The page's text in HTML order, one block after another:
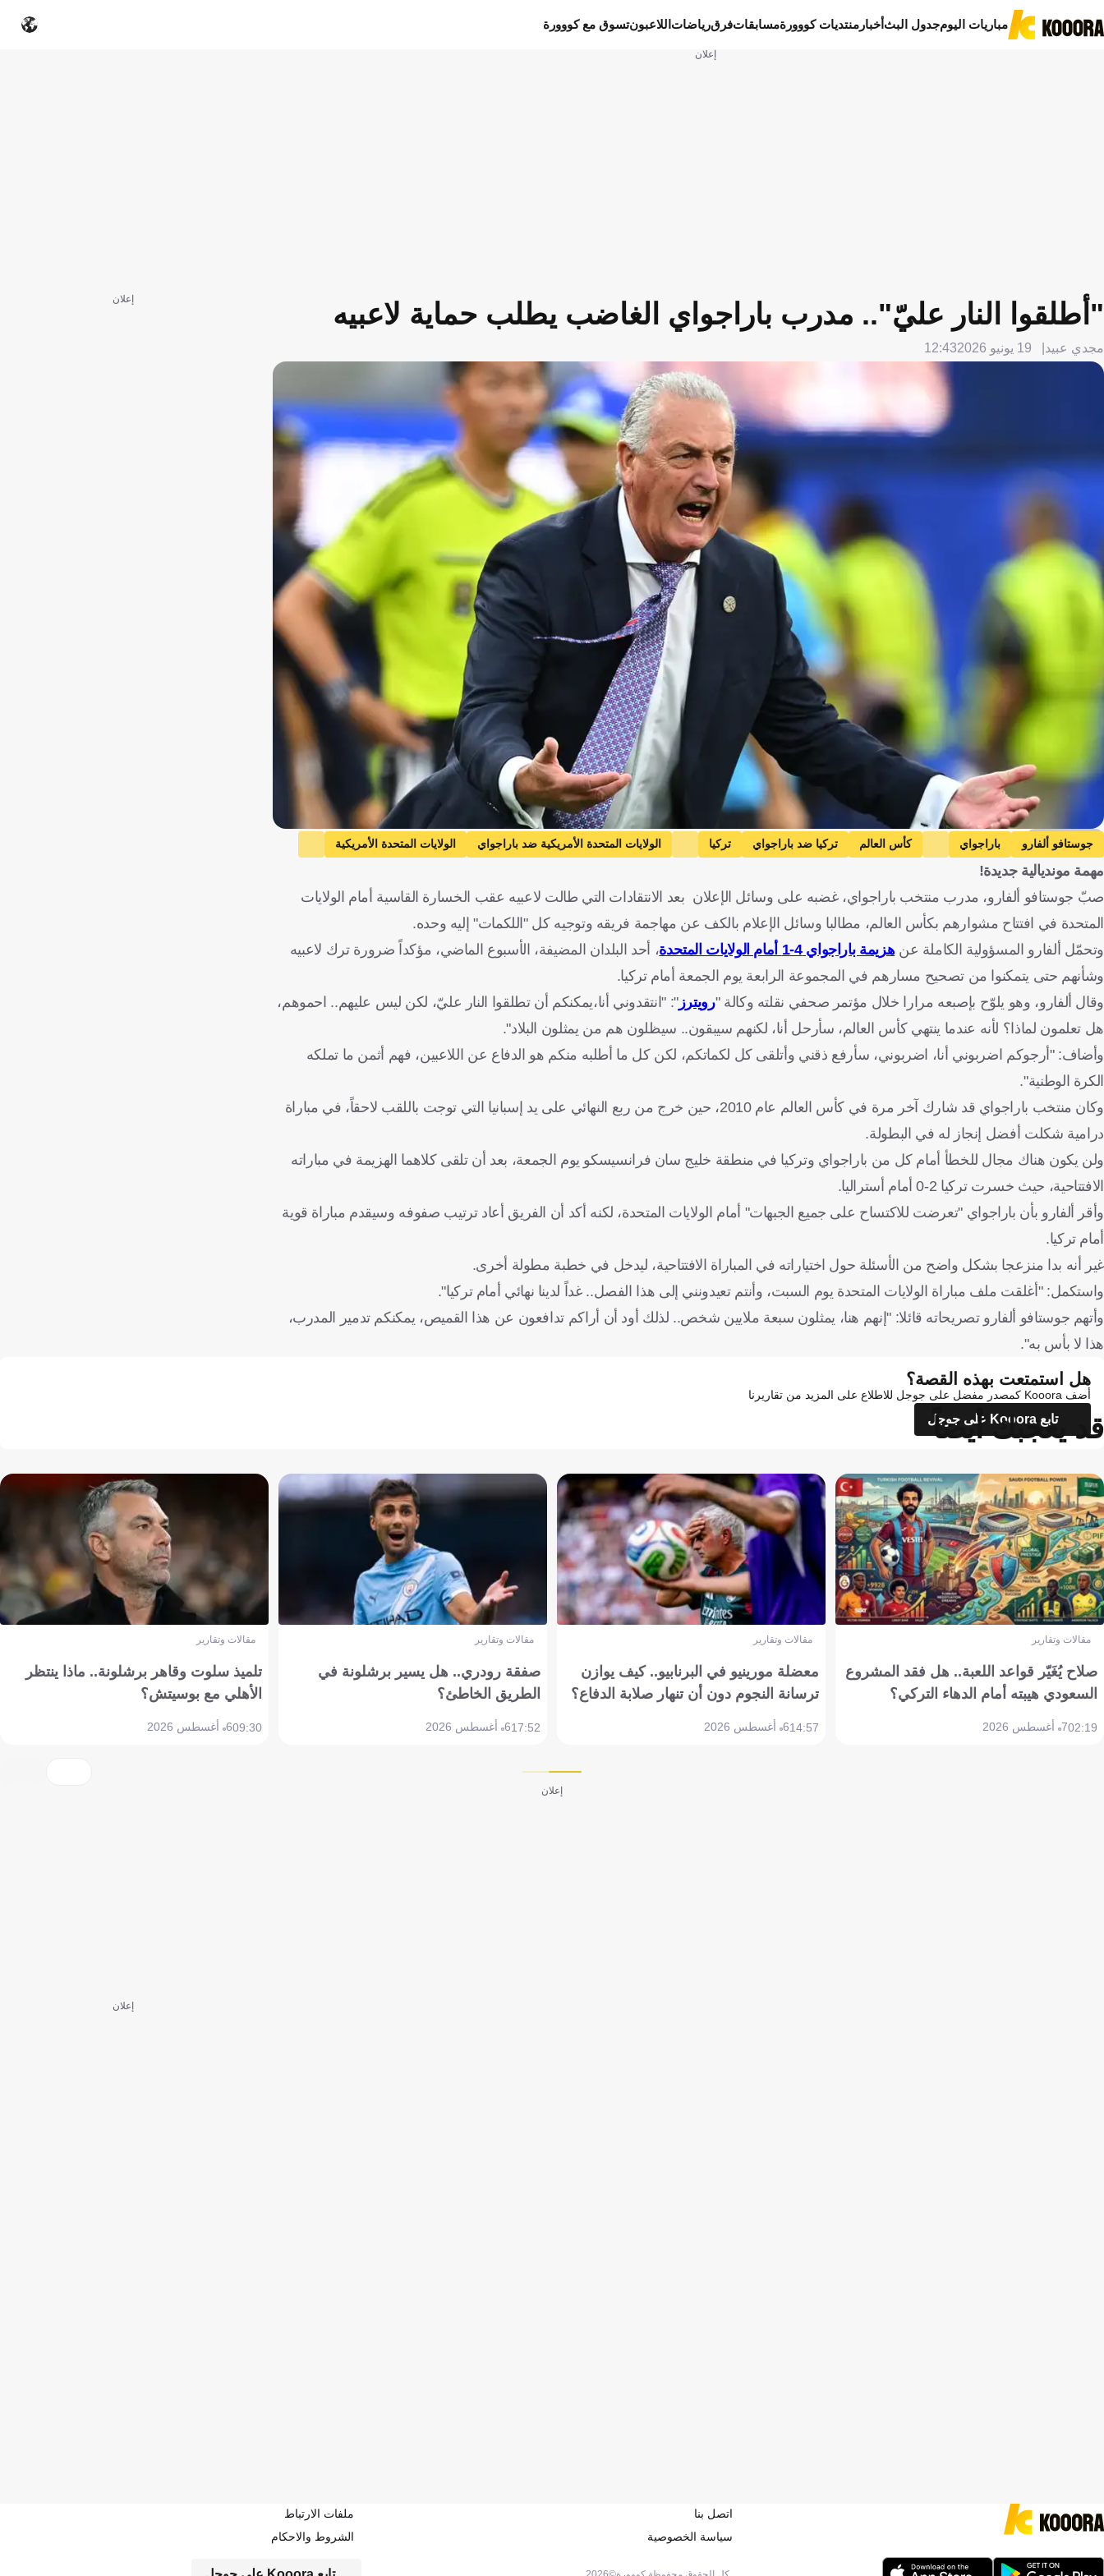
مباريات اليومجدول البثأخبار منتديات كووورةمسابقاتفرقرياضات اللاعبونتسوق مع كووورة
إعلان
"أطلقوا النار عليّ".. مدرب باراجواي الغاضب يطلب حماية لاعبيه
مجدي عبيد 19 يونيو 2026 12:43
Getty Images
جوستافو ألفارو باراجواي كأس العالم تركيا ضد باراجواي تركيا الولايات المتحدة الأمريكية ضد باراجواي
الولايات المتحدة الأمريكية
الأرجنتين
باراغواي
مهمة مونديالية جديدة!
صبّ جوستافو ألفارو، مدرب منتخب باراجواي، غضبه على وسائل الإعلان بعد الانتقادات التي طالت لاعبيه عقب الخسارة القاسية أمام الولايات
المتحدة في افتتاح مشوارهم بكأس العالم، مطالبا وسائل الإعلام بالكف عن مهاجمة فريقه وتوجيه كل "اللكمات" إليه وحده.
وتحمّل ألفارو المسؤولية الكاملة عنهزيمة باراجواي 4-1 أمام الولايات المتحدة
، أحد البلدان المضيفة، الأسبوع الماضي، مؤكداً ضرورة ترك لاعبيه
وشأنهم حتى يتمكنوا من تصحيح مسارهم في المجموعة الرابعة يوم الجمعة أمام تركيا.
وقال ألفارو، وهو يلوّح بإصبعه مرارا خلال مؤتمر صحفي نقلته وكالة "رويترز": "انتقدوني أنا،يمكنكم أن تطلقوا النار عليّ، لكن ليس عليهم.. احموهم،
هل تعلمون لماذا؟ لأنه عندما ينتهي كأس العالم، سأرحل أنا، لكنهم سيبقون.. سيظلون هم من يمثلون البلاد".
وأضاف: "أرجوكم اضربوني أنا، اضربوني، سأرفع ذقني وأتلقى كل لكماتكم، لكن كل ما أطلبه منكم هو الدفاع عن اللاعبين، فهم أثمن ما تملكه
الكرة الوطنية".
وكان منتخب باراجواي قد شارك آخر مرة في كأس العالم عام 2010، حين خرج من ربع النهائي على يد إسبانيا التي توجت باللقب لاحقاً، في مباراة
درامية شكلت أفضل إنجاز له في البطولة.
ولن يكون هناك مجال للخطأ أمام كل من باراجواي وتركيا في منطقة خليج سان فرانسيسكو يوم الجمعة، بعد أن تلقى كلاهما الهزيمة في مباراته
الافتتاحية، حيث خسرت تركيا 2-0 أمام أستراليا.
وأقر ألفارو بأن باراجواي "تعرضت للاكتساح على جميع الجبهات" أمام الولايات المتحدة، لكنه أكد أن الفريق أعاد ترتيب صفوفه وسيقدم مباراة قوية
أمام تركيا.
غير أنه بدا منزعجا بشكل واضح من الأسئلة حول اختياراته في المباراة الافتتاحية، ليدخل في خطبة مطولة أخرى.
واستكمل: "أغلقت ملف مباراة الولايات المتحدة يوم السبت، وأنتم تعيدونني إلى هذا الفصل.. غداً لدينا نهائي أمام تركيا".
وأتهم جوستافو ألفارو تصريحاته قائلا: "إنهم هنا، يمثلون سبعة ملايين شخص.. لذلك أود أن أراكم تدافعون عن هذا القميص، يمكنكم تدمير المدرب،
هذا لا بأس به".
إعلان
هل استمتعت بهذه القصة؟
أضف Kooora كمصدر مفضل على جوجل للاطلاع على المزيد من تقاريرنا
تابع Kooora على جوجل
قد يعجبك أيضاً
مقالات وتقارير
صلاح يُغَيّر قواعد اللعبة.. هل فقد المشروع
السعودي هيبته أمام الدهاء التركي؟
02:197 أغسطس 2026
مقالات وتقارير
معضلة مورينيو في البرنابيو.. كيف يوازن
ترسانة النجوم دون أن تنهار صلابة الدفاع؟
14:576 أغسطس 2026
مقالات وتقارير
صفقة رودري.. هل يسير برشلونة في
الطريق الخاطئ؟
17:526 أغسطس 2026
مقالات وتقارير
تلميذ سلوت وقاهر برشلونة.. ماذا ينتظر
الأهلي مع بوسيتش؟
09:306 أغسطس 2026
إعلان
إعلان
اتصل بنا
ملفات الارتباط
سياسة الخصوصية
الشروط والاحكام